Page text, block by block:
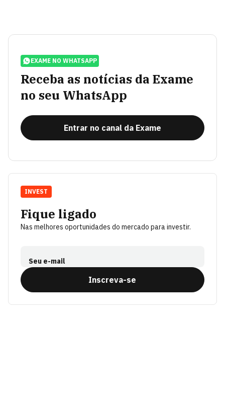
EXAME NO WHATSAPP
Receba as notícias da Exame
no seu WhatsApp
Entrar no canal da Exame
Fique ligado
Nas melhores oportunidades do mercado para investir.
Seu e-mail
Inscreva-se
INVEST